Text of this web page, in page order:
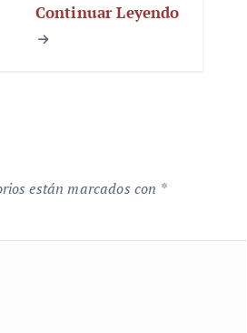
Continuar Leyendo
están marcados con *